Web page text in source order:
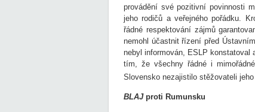
provádění své pozitivní povinnosti
jeho rodičů a veřejného pořádku.
řádné respektování zájmů
nemohl účastnit řízení před
nebyl informován, ESLP konstatoval
tím, že všechny řádné i
Slovensko nezajistilo stěžovateli
BLAJ proti Rumunsku